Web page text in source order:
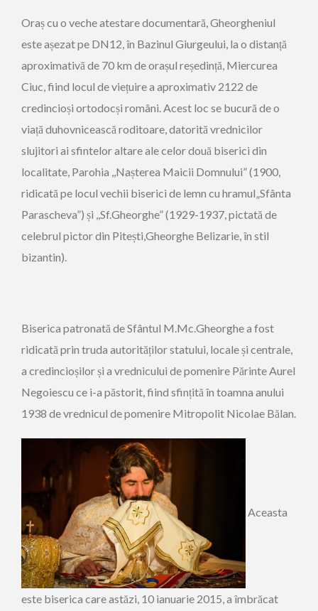
Oraș cu o veche atestare documentară, Gheorgheniul
este așezat pe DN12, în Bazinul Giurgeului, la o distanță
aproximativă de 70 km de orașul reședință, Miercurea
Ciuc, fiind locul de viețuire a aproximativ 2122 de
credincioși ortodocși români. Acest loc se bucură de o
viață duhovnicească roditoare, datorită vrednicilor
slujitori ai sfintelor altare ale celor două biserici din
localitate, Parohia ,,Nașterea Maicii Domnului” (1900,
ridicată pe locul vechii biserici de lemn cu hramul„Sfânta
Parascheva”) și ,,Sf.Gheorghe” (1929-1937, pictată de
celebrul pictor din Pitești,Gheorghe Belizarie, în stil
bizantin).
Biserica patronată de Sfântul M.Mc.Gheorghe a fost
ridicată prin truda autorităților statului, locale și centrale,
a credincioșilor și a vrednicului de pomenire Părinte Aurel
Negoiescu ce i-a păstorit, fiind sfințită în toamna anului
1938 de vrednicul de pomenire Mitropolit Nicolae Bălan.
Aceasta
este biserica care astăzi, 10 ianuarie 2015, a îmbrăcat